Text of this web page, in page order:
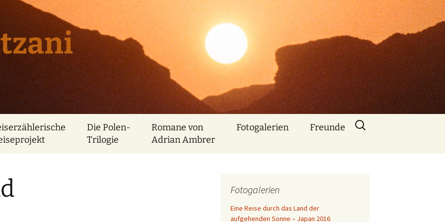
Die Polen-
Trilogie
Romane von
Adrian Ambrer
Fotogalerien Freunde
Bildern und Musik
Suchen
nach:
Fotogalerien
Eine Reise durch das Land der
aufgehenden Sonne – Japan 2016